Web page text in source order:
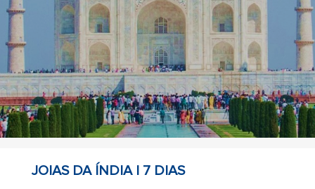
JOIAS DA ÍNDIA | 7 DIAS